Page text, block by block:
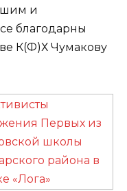
и
благодарны
К(Ф)Х Чумакову